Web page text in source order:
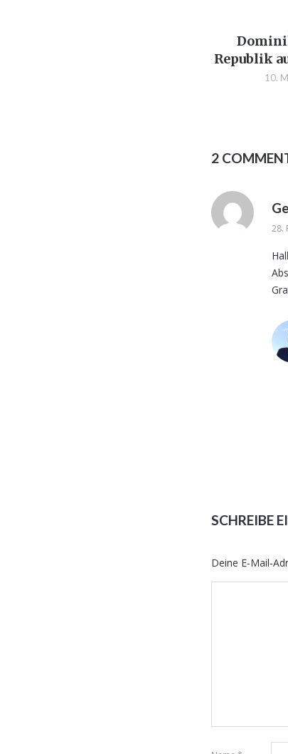
Republik
10.
2
28.
SCHREIBE
Deine E-Mail-